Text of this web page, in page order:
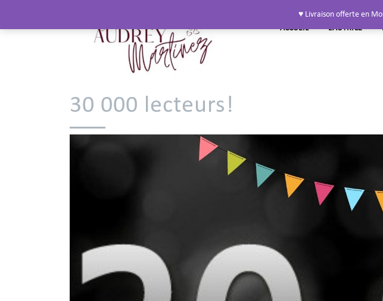
ACCUEIL L’AUTRICE
30 000 lecteurs!
♥ Livraison offerte en